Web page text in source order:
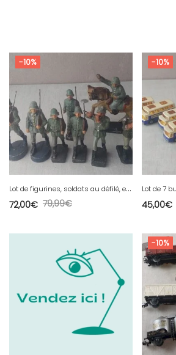
-10%
L
ot de figurines, soldats au défilé, en composite peint, Elastolin
79,99€
72,00€
-10%
45,00€
-10%